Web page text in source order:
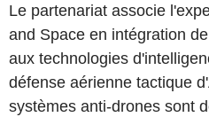
Le partenariat associe
and Space en intégration
aux technologies
défense aérienne tactique
systèmes anti-drones sont